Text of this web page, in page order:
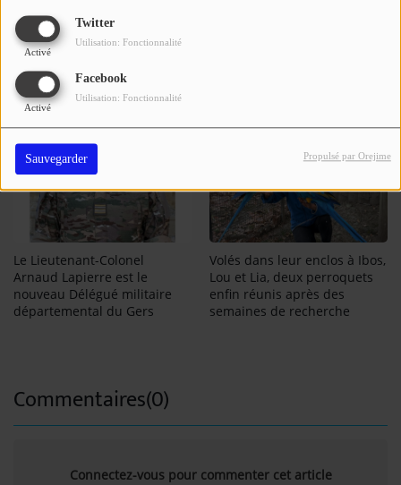
Twitter
Activé
Utilisation: Fonctionnalité
Facebook
Activé
Utilisation: Fonctionnalité
Sauvegarder Propulsé par Orejime
Voir aussi
Le Lieutenant-Colonel
Arnaud Lapierre est le
nouveau Délégué militaire
départemental du Gers
Volés dans leur enclos à Ibos,
Lou et Lia, deux perroquets
enfin réunis après des
semaines de recherche
Commentaires(0)
Connectez-vous pour commenter cet article